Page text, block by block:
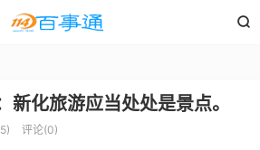

新化旅游应当处处是景点。
评论(0)